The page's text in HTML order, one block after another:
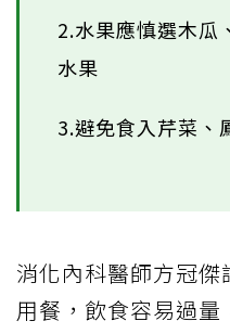
2.水果應慎選木瓜
水果
3.避免食入芹菜、
消化內科醫師方冠
用餐，飲食容易過